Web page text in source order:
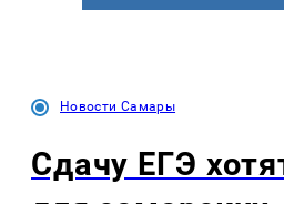
Новости Самары
Сдачу ЕГЭ